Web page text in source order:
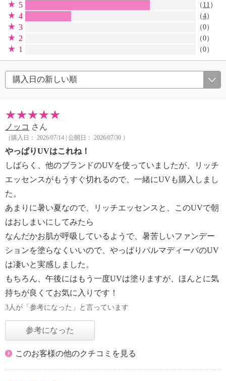
5 （ 11 ）
4 （4）
3 （0）
2 （0）
1 （0）
ノッコ さん
（購入日： 2026/07/14 | 公開日： 2026/07/30 ）
やっぱりUVはこれね！
しばらく、他のブランドのUVを使っていましたが、リッチ
エッセンスがもうすぐ切れるので、一緒にUVも購入しまし
た。
あまりに暑い夏なので、リッチエッセンスと、このUVで朝
はおしまいにしてみたら
なんだかお肌が呼吸しているようで、暑苦しいファンデー
ションを塗らなくいいので、やっぱりパルマディーバのUV
は凄いと実感しました。
もちろん、午後にはもう一度UVは塗りますが、ほんとに気
持ちが良くてお気に入りです！
3人が「参考になった」と言っています
参考になった
このお客様の他のクチコミを見る